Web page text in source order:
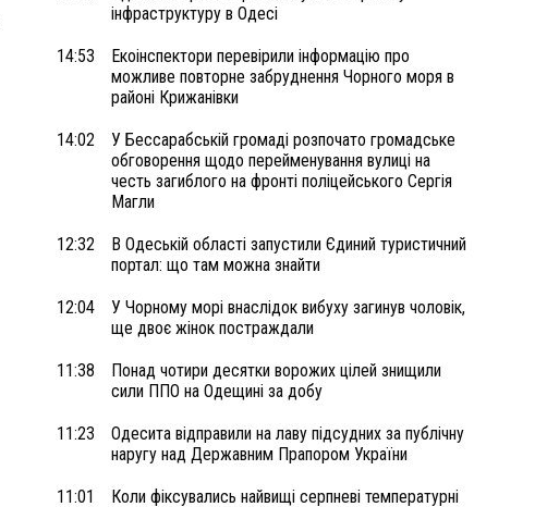
інфраструктуру в Одесі
14:53
Екоінспектори перевірили інформацію про
можливе повторне забруднення Чорного моря в
районі Крижанівки
14:02
У Бессарабській громаді розпочато громадське
обговорення щодо перейменування вулиці на
честь загиблого на фронті поліцейського Сергія
Магли
12:32
В Одеській області запустили Єдиний туристичний
портал: що там можна знайти
12:04
У Чорному морі внаслідок вибуху загинув чоловік,
ще двоє жінок постраждали
11:38
Понад чотири десятки ворожих цілей знищили
сили ППО на Одещині за добу
11:23
Одесита відправили на лаву підсудних за публічну
наругу над Державним Прапором України
11:01
Коли фіксувались найвищі серпневі температурні